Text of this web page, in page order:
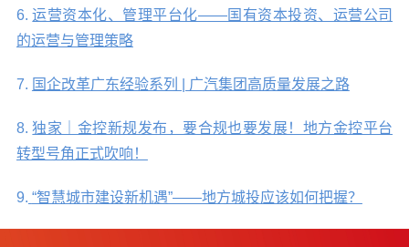
6.运营资本化、管理平台化——国有资本投资、运营公司
的运营与管理策略
7. 国企改革广东经验系列 | 广汽集团高质量发展之路
8.独家｜金控新规发布，要合规也要发展！地方金控平台
转型号角正式吹响！
9. “智慧城市建设新机遇”——地方城投应该如何把握？